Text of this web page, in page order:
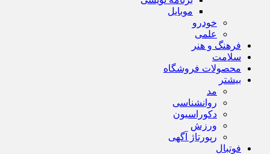
موبایل
خودرو
علمی
فرهنگ و هنر
سلامت
محصولات فروشگاه
بیشتر
مد
روانشناسی
دکوراسیون
ورزش
رپورتاژ آگهی
فوتبال